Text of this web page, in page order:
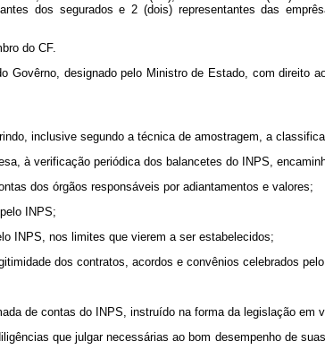
dos segurados e 2 (dois) representantes das
do CF.
Govêrno, designado pelo Ministro de Estado, com
inclusive segundo a técnica de amostragem, a
à verificação periódica dos balancetes do INPS,
dos órgãos responsáveis por adiantamentos e valores;
INPS;
INPS, nos limites que vierem a ser estabelecidos;
dos contratos, acordos e convênios celebrados
de contas do INPS, instruído na forma da legislação em
que julgar necessárias ao bom desempenho de